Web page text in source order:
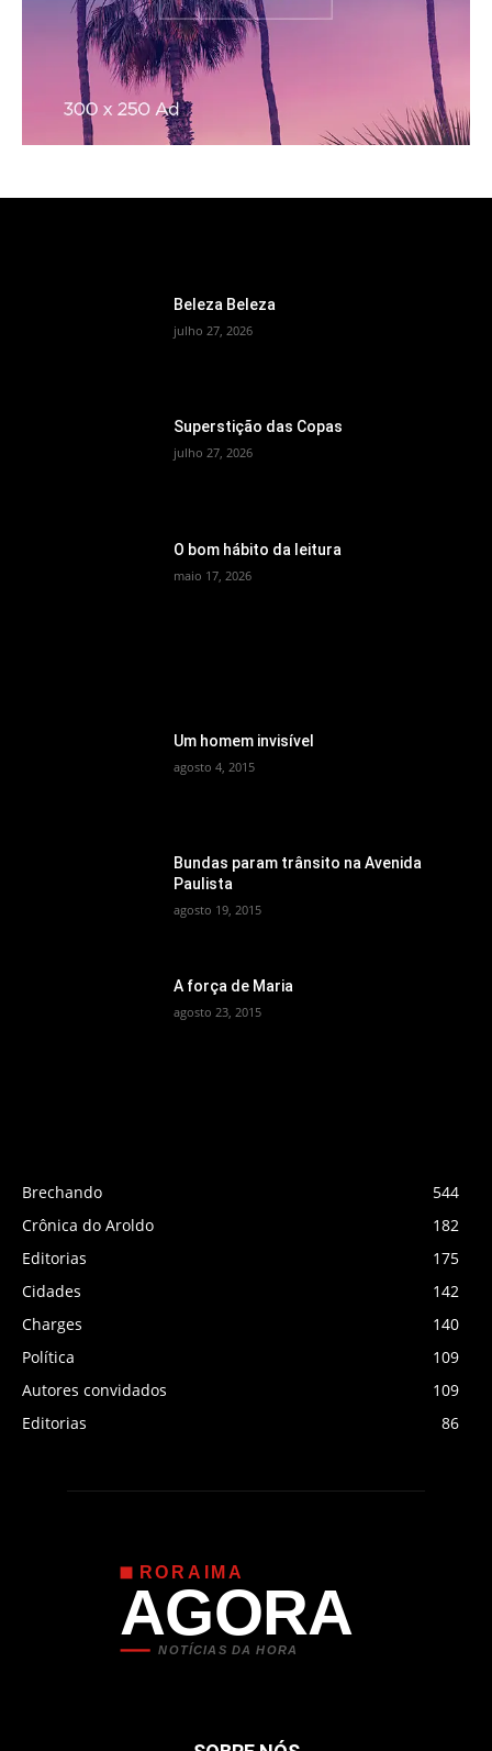
Beleza Beleza
julho 27, 2026
Superstição das Copas
julho 27, 2026
O bom hábito da leitura
maio 17, 2026
Um homem invisível
agosto 4, 2015
Bundas param trânsito na Avenida
Paulista
agosto 19, 2015
A força de Maria
agosto 23, 2015
Brechando
544
Crônica do Aroldo
182
Editorias
175
Cidades
142
Charges
140
Política
109
Autores convidados
109
Editorias
86
RORAIMA
AGORA
NOTÍCIAS DA HORA